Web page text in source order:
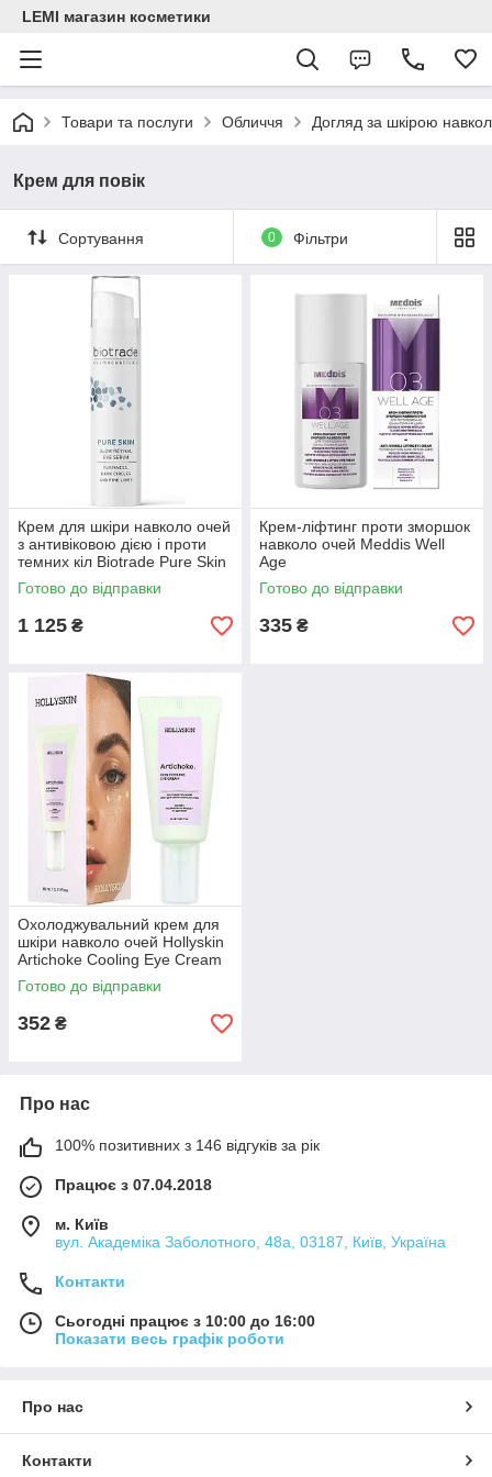
LEMI магазин косметики
Товари та послуги Обличчя Догляд за шкірою
Крем для повік
Сортування 0 Фільтри
Крем для шкіри навколо очей
з антивіковою дією і проти
темних кіл Biotrade Pure Skin
Glow Revival Eye Serum
Готово до відправки
1 125 ₴
Крем-ліфтинг проти зморшок
навколо очей Meddis Well
Age
Готово до відправки
335 ₴
Охолоджувальний крем для
шкіри навколо очей Hollyskin
Artichoke Cooling Eye Cream
Готово до відправки
352 ₴
Про нас
100% позитивних з 146 відгуків за рік
Працює з 07.04.2018
м. Київ
вул. Академіка Заболотного, 48а, 03187, Київ, Україна
Контакти
Сьогодні працює з 10:00 до 16:00
Показати весь графік роботи
Про нас
Контакти